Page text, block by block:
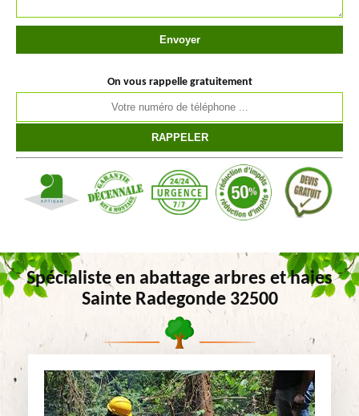
On vous rappelle gratuitement
Spécialiste en abattage arbres et haies
Sainte Radegonde 32500